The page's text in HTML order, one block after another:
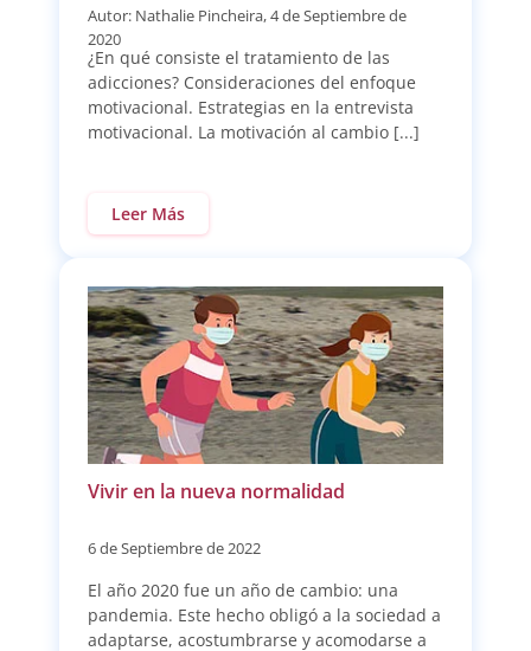
Autor: Nathalie Pincheira, 4 de Septiembre de
2020
¿En qué consiste el tratamiento de las
adicciones? Consideraciones del enfoque
motivacional. Estrategias en la entrevista
motivacional. La motivación al cambio [...]
Leer Más
Vivir en la nueva normalidad
6 de Septiembre de 2022
El año 2020 fue un año de cambio: una
pandemia. Este hecho obligó a la sociedad a
adaptarse, acostumbrarse y acomodarse a